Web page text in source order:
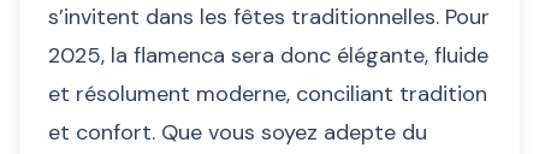
s’invitent dans les fêtes traditionnelles. Pour
2025, la flamenca sera donc élégante, fluide
et résolument moderne, conciliant tradition
et confort. Que vous soyez adepte du